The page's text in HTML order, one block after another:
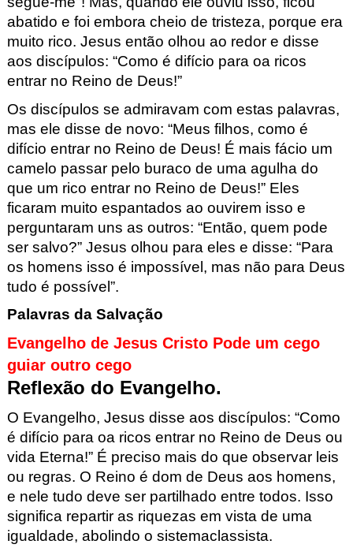
abatido e foi embora cheio de tristeza, porque era
muito rico. Jesus então o lhou ao redor e disse
aos discípulos: “Como é difício para oa ricos
entrar no Reino de Deus!”
Os discípulos se admiravam com estas palavras,
mas ele disse de novo: “Meus filhos, como é
difício entrar no Reino de Deus! É mais fácio um
camelo passar pelo buraco de uma agulha do
que um rico entrar no Reino de Deus!” Eles
ficaram muito espantados ao ouvirem isso e
perguntaram uns as outros: “Então, quem pode
ser salvo?” Jesus olhou para eles e disse: “Para
os homens isso é impossível, mas não para Deus
tudo é possível”.
Palavras da Salvação
Evangelho de Jesus Cristo Pode um cego
guiar outro cego
Reflexão do Evangelho.
O Evangelho, Jesus disse aos discípulos: “Como
é difício para oa ricos entrar no Reino de Deus ou
vida Eterna!” É preciso mais do que observar leis
ou regras. O Reino é dom de Deus aos homens,
e nele tudo deve ser partilhado entre todos. Isso
significa repartir as riquezas em vista de uma
igualdade, abolindo o sistemaclassista.